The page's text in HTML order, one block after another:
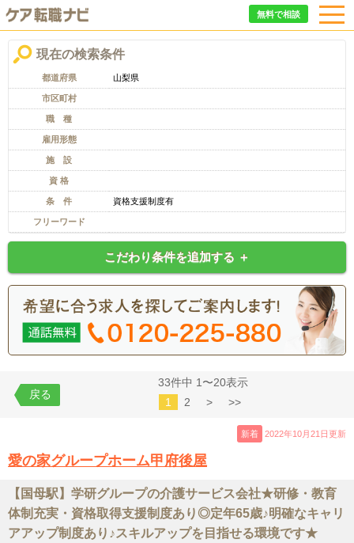
無料で相談
現在の検索条件
都道府県 山梨県
市区町村
職 種
雇用形態
施 設
資 格
条 件 資格支援制度有
フリーワード
こだわり条件を追加する ＋
33件中 1〜20表示
1
2 > >>
戻る
新着 2022年10月21日更新
愛の家グループホーム甲府後屋
【国母駅】学研グループの介護サービス会社★研修・教育
体制充実・資格取得支援制度あり◎定年65歳♪明確なキャリ
アアップ制度あり♪スキルアップを目指せる環境です★